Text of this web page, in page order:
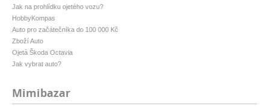
Jak na prohlídku ojetého vozu?
HobbyKompas
Auto pro začátečníka do 100 000 Kč
Zboží Auto
Ojetá Škoda Octavia
Jak vybrat auto?
Mimibazar